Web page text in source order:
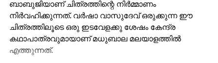
ബാബുജിയാണ് ചിത്രത്തിന്റെ നിര്‍മ്മാണം
നിര്‍വഹിക്കുന്നത്. വര്‍ഷാ വാസുദേവ് ഒരുക്കുന്ന ഈ
ചിത്രത്തിലൂടെ ഒരു ഇടവേളക്കു ശേഷം കേന്ദ്ര
കഥാപാത്രവുമായാണ് മധുബാല മലയാളത്തില്‍
എത്തുന്നത്.